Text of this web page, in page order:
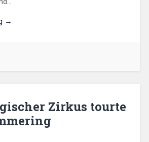
→
Zirkus tourte